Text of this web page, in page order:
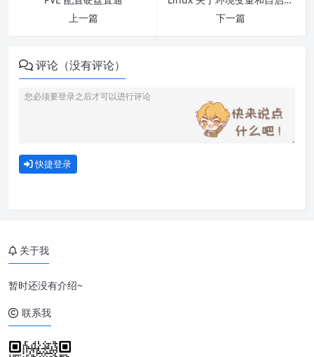
上一篇
下一篇
评论（没有评论）
快捷登录
关于我
暂时还没有介绍~
联系我